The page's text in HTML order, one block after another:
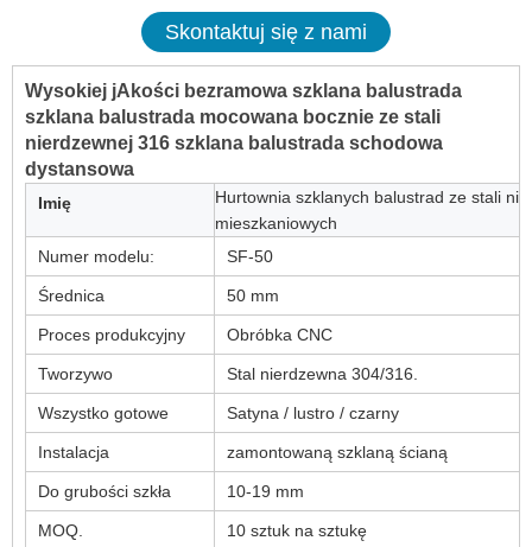
Skontaktuj się z nami
Wysokiej jAkości bezramowa szklana balustrada
szklana balustrada mocowana bocznie ze stali
nierdzewnej 316 szklana balustrada schodowa
dystansowa
Imię
Hurtownia szklanych balustrad ze stali
mieszkaniowych
Numer modelu:
SF-50
Średnica 50 mm
Proces produkcyjny Obróbka CNC
Tworzywo Stal nierdzewna 304/316.
Wszystko gotowe Satyna / lustro / czarny
Instalacja zamontowaną szklaną ścianą
Do grubości szkła 10-19 mm
MOQ. 10 sztuk na sztukę